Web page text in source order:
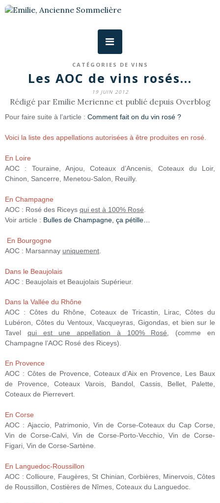
CATÉGORIES DE VINS
Les AOC de vins rosés...
19 JUIN 2012
Rédigé par Emilie Merienne et publié depuis Overblog
Pour faire suite à l’article : Comment fait on du vin rosé ?
Voici la liste des appellations autorisées à être produites en rosé.
En Loire
AOC : Touraine, Anjou, Coteaux d’Ancenis, Coteaux du Loir,
Chinon, Sancerre, Menetou-Salon, Reuilly.
En Champagne
AOC : Rosé des Riceys qui est à 100% Rosé
Voir article : Bulles de Champagne, ça pétille…
En Bourgogne
AOC : Marsannay uniquement
Dans le Beaujolais
AOC : Beaujolais et Beaujolais Supérieur.
Dans la Vallée du Rhône
AOC : Côtes du Rhône, Coteaux de Tricastin, Lirac, Côtes du
Lubéron, Côtes du Ventoux, Vacqueyras, Gigondas, et bien sur le
Tavel qui est une appellation à 100% Rosé , (comme en
Champagne l’AOC Rosé des Riceys).
En Provence
AOC : Côtes de Provence, Coteaux d’Aix en Provence, Les Baux
de Provence, Coteaux Varois, Bandol, Cassis, Bellet, Palette,
Coteaux de Pierrevert.
En Corse
AOC : Ajaccio, Patrimonio, Vin de Corse-Coteaux du Cap Corse,
Vin de Corse-Calvi, Vin de Corse-Porto-Vecchio, Vin de Corse-
Figari, Vin de Corse-Sartène.
En Languedoc-Roussillon
AOC : Collioure, Faugères, St Chinian, Corbières, Minervois, Côtes
de Roussillon, Costières de Nîmes, Coteaux du Languedoc.